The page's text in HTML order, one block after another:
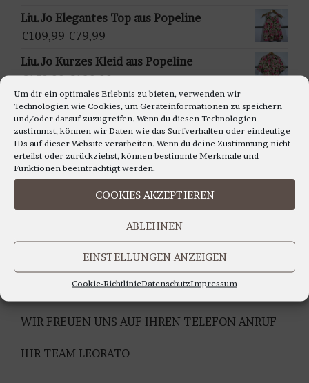
Um dir ein optimales Erlebnis zu bieten, verwenden wir
Technologien wie Cookies, um Geräteinformationen zu speichern
und/oder darauf zuzugreifen. Wenn du diesen Technologien
zustimmst, können wir Daten wie das Surfverhalten oder eindeutige
IDs auf dieser Website verarbeiten. Wenn du deine Zustimmung nicht
erteilst oder zurückziehst, können bestimmte Merkmale und
Funktionen beeinträchtigt werden.
COOKIES AKZEPTIEREN
ABLEHNEN
EINSTELLUNGEN ANZEIGEN
Cookie-RichtlinieDatenschutzImpressum
ä
h
l
e
n
war:
€159,95
ist:
Liu.Jo Elegantes Top aus Popeline
€109,99 Ursprünglicher
€109,99
€79,99
Preis
€79,99.
Liu.Jo Kurzes Kleid aus Popeline
€159,99Ursprünglicher
Preis
war:
€159,99
€129,99Aktueller
Preis
ist:
€129,99.
Francomina - Ärmellosestricktop in
verschiedenen Farben
€ 99,99Ursprünglicher
Preis
war:
€99,99
€79,99Aktueller
Preis
ist:
€79,99.
Montag bis Freitag 11.00 bis 18.00 Uhr
Samstag 10.30 bis 14.00 Uhr
UNTER TEL: 0228-92679000
WIR FREUEN UNS AUF IHREN TELEFON ANRUF
IHR TEAM LEORATO